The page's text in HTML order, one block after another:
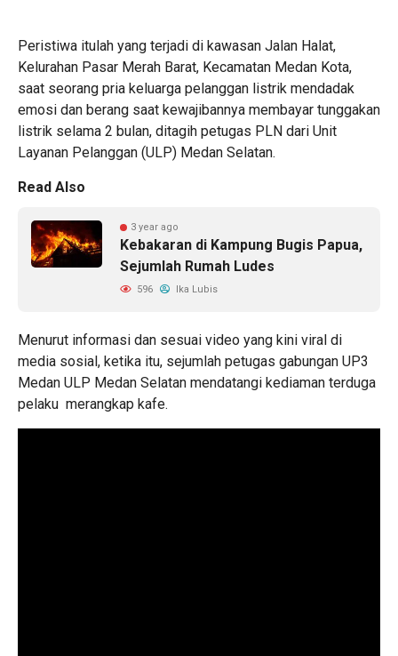
Peristiwa itulah yang terjadi di kawasan Jalan Halat,
Kelurahan Pasar Merah Barat, Kecamatan Medan Kota,
saat seorang pria keluarga pelanggan listrik mendadak
emosi dan berang saat kewajibannya membayar tunggakan
listrik selama 2 bulan, ditagih petugas PLN dari Unit
Layanan Pelanggan (ULP) Medan Selatan.
Read Also
3 year ago
Kebakaran di Kampung Bugis Papua,
Sejumlah Rumah Ludes
596 Ika Lubis
Menurut informasi dan sesuai video yang kini viral di
media sosial, ketika itu, sejumlah petugas gabungan UP3
Medan ULP Medan Selatan mendatangi kediaman terduga
pelaku merangkap kafe.